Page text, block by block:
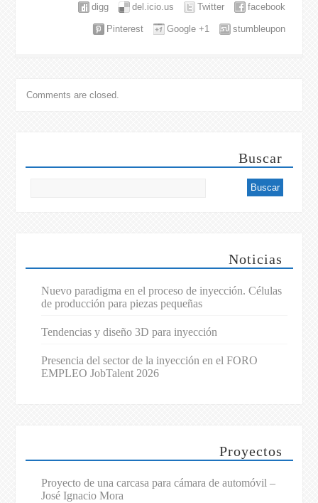
facebook
Twitter
del.icio.us
digg
stumbleupon
Google +1
Pinterest
Comments are closed.
Buscar
Noticias
Nuevo paradigma en el proceso de inyección. Células
de producción para piezas pequeñas
Tendencias y diseño 3D para inyección
Presencia del sector de la inyección en el FORO
EMPLEO JobTalent 2026
Proyectos
Proyecto de una carcasa para cámara de automóvil –
José Ignacio Mora